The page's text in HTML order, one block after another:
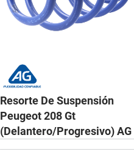
Resorte De Suspensión
Peugeot 208 Gt
(Delantero/Progresivo) AG